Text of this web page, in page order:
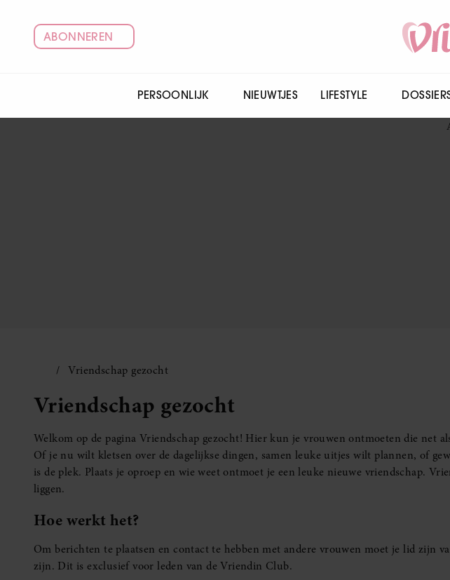
ABONNEREN
PERSOONLIJK NIEUWTJES LIFESTYLE
Vriendschap gezocht
Vriendschap gezocht
Welkom op de pagina Vriendschap gezocht! Hier kun je vrouwen ontmoeten die net
Of je nu wilt kletsen over de dagelijkse dingen, samen leuke uitjes wilt plannen, of
is de plek. Plaats je oproep en wie weet ontmoet je een leuke nieuwe vriendschap.
liggen.
Hoe werkt het?
Om berichten te plaatsen en contact te hebben met andere vrouwen moet je lid zijn
zijn. Dit is exclusief voor leden van de Vriendin Club.